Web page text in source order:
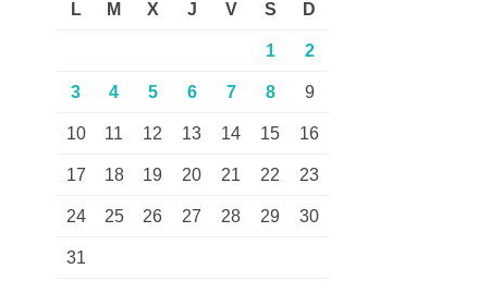
L
M X J V S D
1 2
3 4 5 6 7 8 9
10 11 12 13 14 15 16
17 18 19 20 21 22 23
24 25 26 27 28 29 30
31